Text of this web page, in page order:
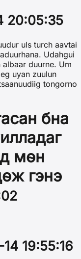
20:05:35
uls turch aavtai
Udahgui
duurne. Um
uyan zuulun
tongorno
бна
мөн
гэнэ
19:55:16